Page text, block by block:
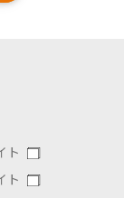
ト
ト